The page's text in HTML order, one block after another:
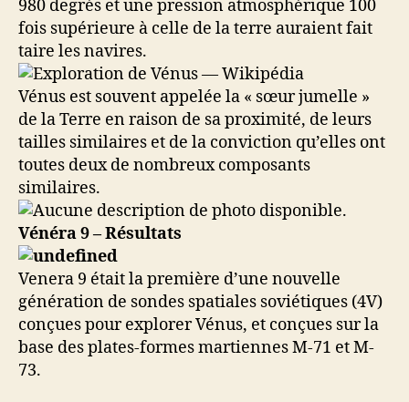
980 degrés et une pression atmosphérique 100
fois supérieure à celle de la terre auraient fait
taire les navires.
Vénus est souvent appelée la « sœur jumelle »
de la Terre en raison de sa proximité, de leurs
tailles similaires et de la conviction qu’elles ont
toutes deux de nombreux composants
similaires.
Vénéra 9 – Résultats
Venera 9 était la première d’une nouvelle
génération de sondes spatiales soviétiques (4V)
conçues pour explorer Vénus, et conçues sur la
base des plates-formes martiennes M-71 et M-
73.